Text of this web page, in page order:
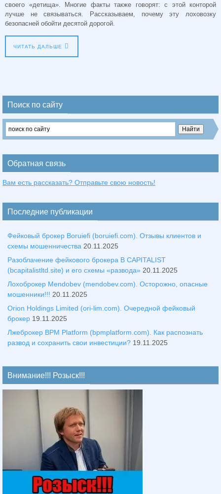
своего «детища». Многие факты также говорят: с этой конторой
лучше не связываться. Рассказываем, почему эту лоховозку
безопасней обойти десятой дорогой.
ЧИТАТЬ ДАЛЬШЕ
Поиск по сайту
Обратная связь
Вам есть рассказать? Отправьте свою новость!
Последние публикации
Фейковый брокер Boruiefi (boruiefi.com). Отзывы клиентов и
схемы мошенничества 20.11.2025
Разоблачение фейкового брокера B CAPITALIST
(bcapitalistltd.site) и его схемы «развода» 20.11.2025
Лохоброкер Mendobev (mendobev.com). Осторожно, опасные
мошенники!!! 20.11.2025
Orion Holdings Limited (ori-lim.com). Очередной фейковый
брокер 19.11.2025
Лжеброкер BPM Platform (bpmplatform.com). Как распознать
развод и сохранить свои инвестиции? 19.11.2025
Внимание!!! Розыск!!!